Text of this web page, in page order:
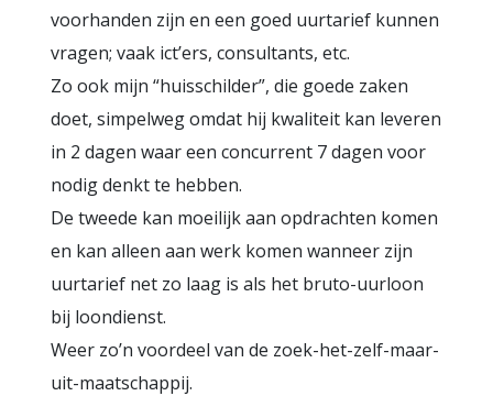
voorhanden zijn en een goed uurtarief kunnen
vragen; vaak ict’ers, consultants, etc.
Zo ook mijn “huisschilder”, die goede zaken
doet, simpelweg omdat hij kwaliteit kan leveren
in 2 dagen waar een concurrent 7 dagen voor
nodig denkt te hebben.
De tweede kan moeilijk aan opdrachten komen
en kan alleen aan werk komen wanneer zijn
uurtarief net zo laag is als het bruto-uurloon
bij loondienst.
Weer zo’n voordeel van de zoek-het-zelf-maar-
uit-maatschappij.